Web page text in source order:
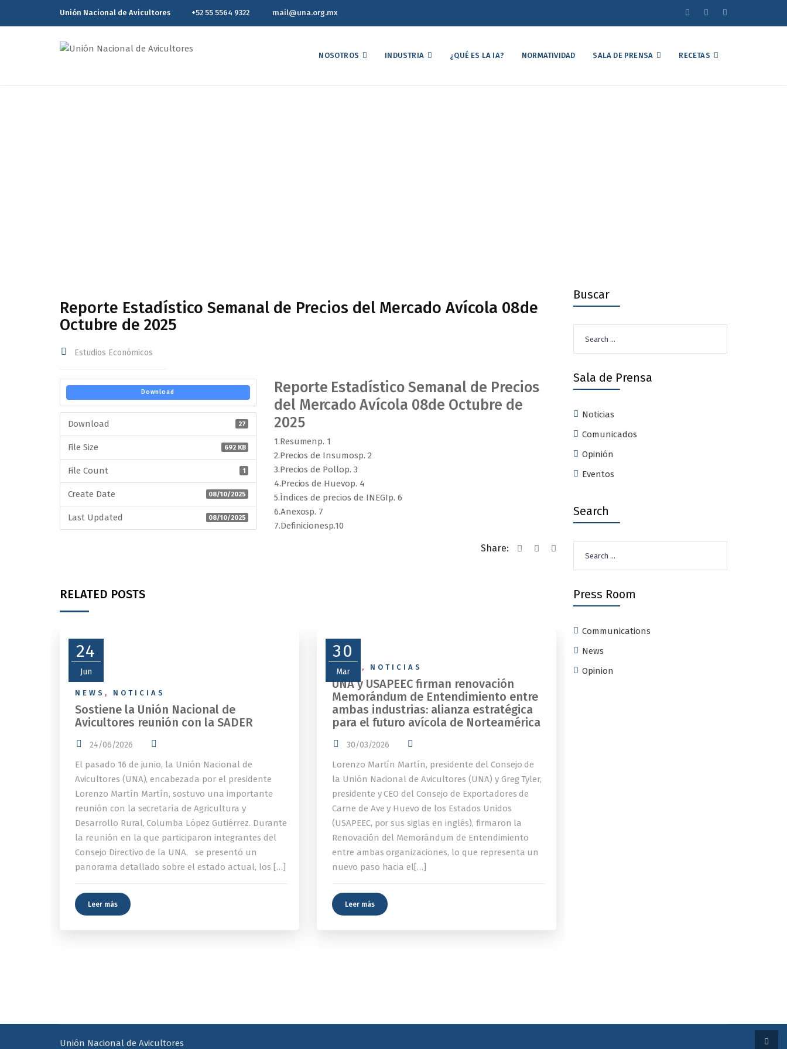
Unión Nacional de Avicultores +52 55 5564 9322 mail@una.org.mx
NOSOTROS INDUSTRIA ¿QUÉ ES LA IA? NORMATIVIDAD SALA DE PRENSA RECETAS
Reporte Estadístico Semanal de Precios del Mercado Avícola 08de
Octubre de 2025
Estudios Económicos
Download
Download 27
File Size 692 KB
File Count 1
Create Date 08/10/2025
Last Updated 08/10/2025
Reporte Estadístico Semanal de Precios
del Mercado Avícola 08de Octubre de
2025
1.Resumenp. 1
2.Precios de Insumosp. 2
3.Precios de Pollop. 3
4.Precios de Huevop. 4
5.Índices de precios de INEGIp. 6
6.Anexosp. 7
7.Definicionesp.10
Share:
RELATED POSTS
24
Jun
NEWS , NOTICIAS
Sostiene la Unión Nacional de
Avicultores reunión con la SADER
24/06/2026
El pasado 16 de junio, la Unión Nacional de
Avicultores (UNA), encabezada por el presidente
Lorenzo Martín Martín, sostuvo una importante
reunión con la secretaría de Agricultura y
Desarrollo Rural, Columba López Gutiérrez. Durante
la reunión en la que participaron integrantes del
Consejo Directivo de la UNA, se presentó un
panorama detallado sobre el estado actual, los […]
Leer más
30
Mar
NEWS , NOTICIAS
UNA y USAPEEC firman renovación
Memorándum de Entendimiento entre
ambas industrias: alianza estratégica
para el futuro avícola de Norteamérica
30/03/2026
Lorenzo Martín Martín, presidente del Consejo de
la Unión Nacional de Avicultores (UNA) y Greg Tyler,
presidente y CEO del Consejo de Exportadores de
Carne de Ave y Huevo de los Estados Unidos
(USAPEEC, por sus siglas en inglés), firmaron la
Renovación del Memorándum de Entendimiento
entre ambas organizaciones, lo que representa un
nuevo paso hacia el[…]
Leer más
Buscar
for:
Sala de Prensa
Noticias
Comunicados
Opinión
Eventos
Search
for:
Press Room
Communications
News
Opinion
Unión Nacional de Avicultores